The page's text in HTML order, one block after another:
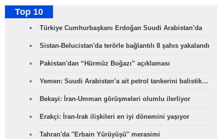
Top 10
Türkiye Cumhurbaşkanı Erdoğan Suudi Arabistan’da
Sistan-Belucistan'da terörle bağlantılı 8 şahıs yakalandı
Pakistan'dan “Hürmüz Boğazı” açıklaması
Yemen: Suudi Arabistan’a ait petrol tankerini balistik…
Bekayi: İran-Umman görüşmeleri olumlu ilerliyor
Erakçi: İran-Irak ilişkileri en iyi dönemini yaşıyor
Tahran'da ''Erbain Yürüyüşü'' merasimi